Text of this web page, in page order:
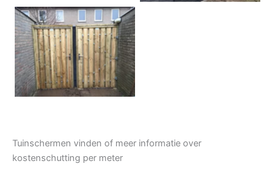
Tuindeur grenen
Tuinschermen vinden of meer informatie over
kostenschutting per meter